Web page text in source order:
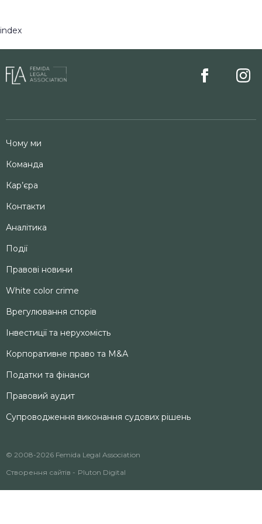
index
Чому ми
Команда
Кар’єра
Контакти
Аналітика
Події
Правові новини
White color crime
Врегулювання спорів
Інвестиції та нерухомість
Корпоративне право та M&А
Податки та фінанси
Правовий аудит
Супроводження виконання судових рішень
© 2008-2026 Femida Legal Association
Створення сайтів - Pluton Digital